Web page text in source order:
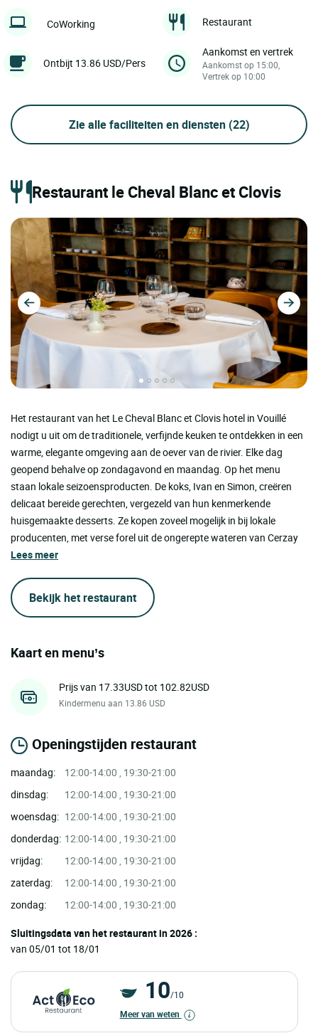
CoWorking Restaurant
Ontbijt 13.86 USD/Pers
Aankomst en vertrek
Aankomst op 15:00,
Vertrek op 10:00
Zie alle faciliteiten en diensten (22)
Restaurant le Cheval Blanc et Clovis
Het restaurant van het Le Cheval Blanc et Clovis hotel in Vouillé
nodigt u uit om de traditionele, verfijnde keuken te ontdekken in een
warme, elegante omgeving aan de oever van de rivier. Elke dag
geopend behalve op zondagavond en maandag. Op het menu
staan lokale seizoensproducten. De koks, Ivan en Simon, creëren
delicaat bereide gerechten, vergezeld van hun kenmerkende
huisgemaakte desserts. Ze kopen zoveel mogelijk in bij lokale
producenten, met verse forel uit de ongerepte wateren van Cerzay
Lees meer
Bekijk het restaurant
Kaart en menu’s
Prijs van 17.33USD tot 102.82USD
Kindermenu aan 13.86 USD
Openingstijden restaurant
maandag:
12:00-14:00 , 19:30-21:00
dinsdag:
12:00-14:00 , 19:30-21:00
woensdag: 12:00-14:00 , 19:30-21:00
donderdag: 12:00-14:00 , 19:30-21:00
vrijdag:
12:00-14:00 , 19:30-21:00
zaterdag:
12:00-14:00 , 19:30-21:00
zondag:
12:00-14:00 , 19:30-21:00
Sluitingsdata van het restaurant in 2026 :
van 05/01 tot 18/01
10/10
Meer van weten